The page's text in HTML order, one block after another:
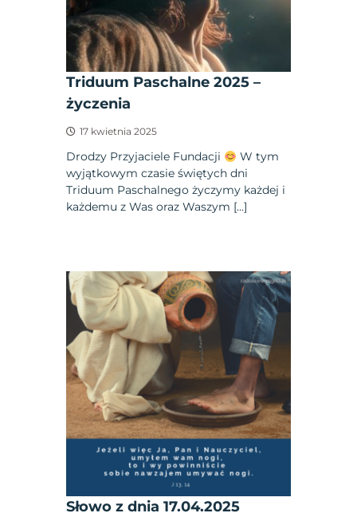
Triduum Paschalne 2025 –
życzenia
17 kwietnia 2025
Drodzy Przyjaciele Fundacji
W tym
wyjątkowym czasie świętych dni
Triduum Paschalnego życzymy każdej i
każdemu z Was oraz Waszym […]
Słowo z dnia 17.04.2025